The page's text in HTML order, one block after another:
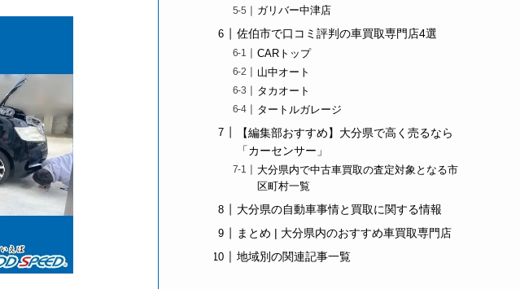
ガリバー中津店
佐伯市で口コミ評判の車買取専門店4選
CARトップ
山中オート
タカオート
タートルガレージ
【編集部おすすめ】大分県で高く売るなら
「カーセンサー」
大分県内で中古車買取の査定対象となる市
区町村一覧
大分県の自動車事情と買取に関する情報
まとめ | 大分県内のおすすめ車買取専門店
地域別の関連記事一覧